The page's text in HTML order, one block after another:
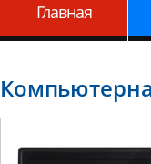
Главная